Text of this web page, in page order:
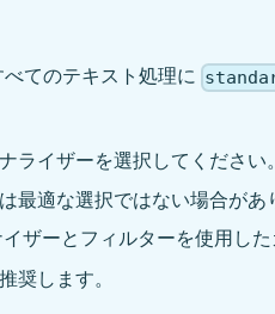
てのテキスト処理に
イザーを選択してください
適な選択ではない場合があ
ザーとフィルターを使用し
します。